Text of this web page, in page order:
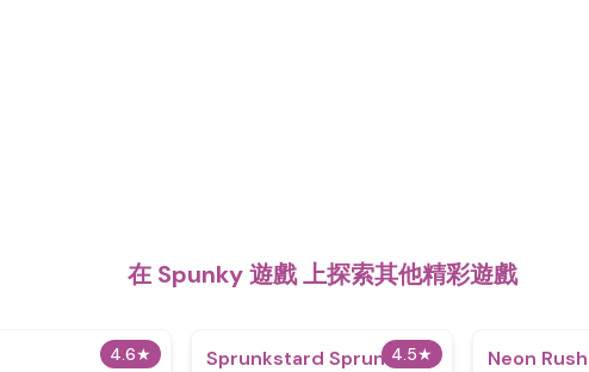
在 Spunky 遊戲 上探索其他精彩遊戲
4.6★ 4.5★
Sprunkstard Sprunk Neon Rush